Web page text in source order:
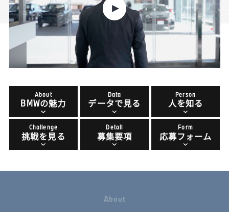
About
BMWの魅力
Data
データで見る
Person
人を知る
Challenge
挑戦を見る
Detail
募集要項
Form
応募フォーム
About